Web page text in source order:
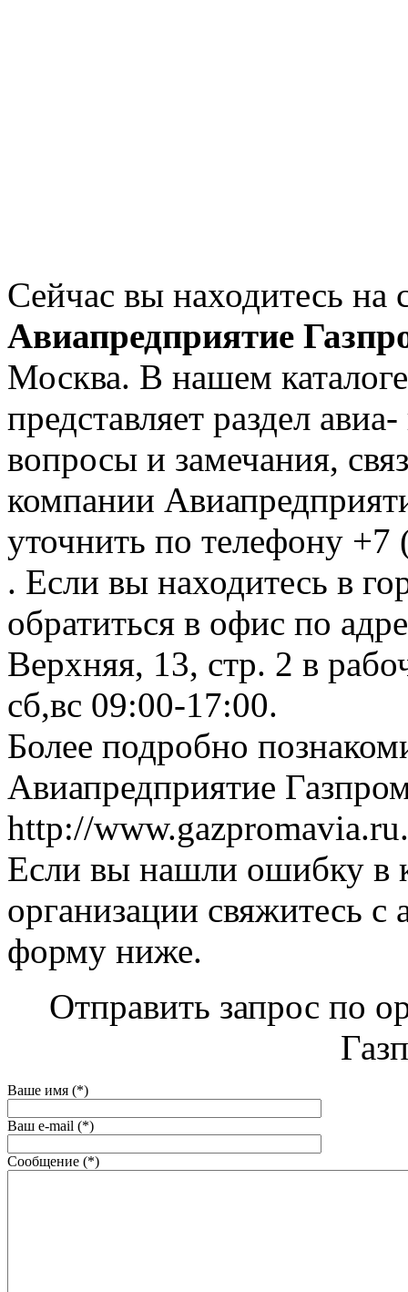
Сейчас вы находитесь на
Авиапредприятие
Москва. В нашем
представляет раздел
вопросы и замечания,
компании
уточнить по телефону
. Если вы находитесь в
обратиться в офис по
Верхняя, 13, стр. 2 в
сб,вс 09:00-17:00.
Более подробно
Авиапредприятие
http://www.gazpromavia.ru.
Если вы нашли ошибку в
организации свяжитесь
форму ниже.
Отправить запрос по
Ваше имя (*)
Ваш e-mail (*)
Сообщение (*)